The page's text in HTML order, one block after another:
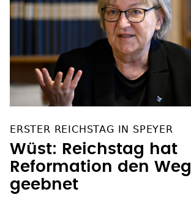
ERSTER REICHSTAG IN SPEYER
Wüst: Reichstag hat
Reformation den Weg
geebnet